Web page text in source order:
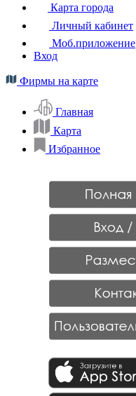
Карта города
Личный кабинет
Моб.приложение
Вход
Фирмы на карте
Главная
Карта
Избранное